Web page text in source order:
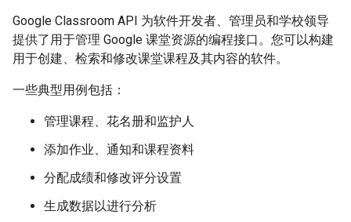
Google Classroom API 为软件开发者、管理员和学校领导
提供了用于管理 Google 课堂资源的编程接口。您可以构建
用于创建、检索和修改课堂课程及其内容的软件。
一些典型用例包括：
管理课程、花名册和监护人
添加作业、通知和课程资料
分配成绩和修改评分设置
生成数据以进行分析